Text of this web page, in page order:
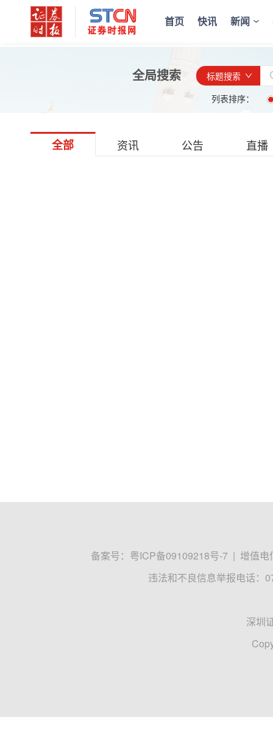
首页 快讯 新闻
全局搜索
标题搜索
列表排序：
全部 资讯 公告 直播
备案号： 粤ICP备09109218号-7 | 增值电
违法和不良信息举报电话：
深圳